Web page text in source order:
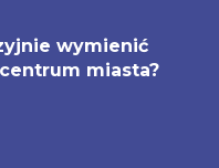
wymienić
miasta?